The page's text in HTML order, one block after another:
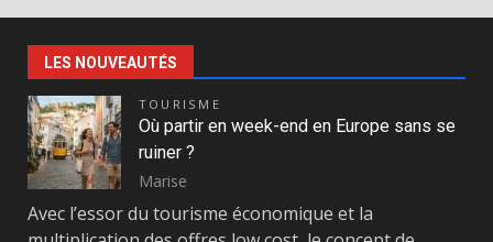
LES NOUVEAUTÉS
TOURISME
Où partir en week-end en Europe sans se
ruiner ?
Marise
Avec l’essor du tourisme économique et la